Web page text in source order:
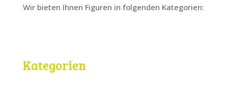
Wir bieten Ihnen Figuren in folgenden Kategorien:
Kategorien